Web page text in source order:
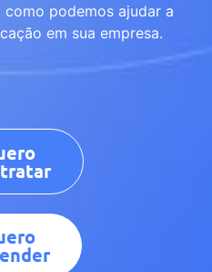
como podemos ajudar a
em sua empresa.